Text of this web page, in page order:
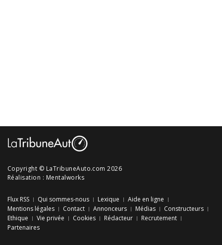
Copyright © LaTribuneAuto.com 2026
Réalisation : Mentalworks
Flux RSS Qui sommes-nous Lexique
Aide en ligne
Mentions légales
Contact Annonceurs Médias
Constructeurs
Ethique
Vie privée Cookies Rédacteur
Recrutement
Partenaires